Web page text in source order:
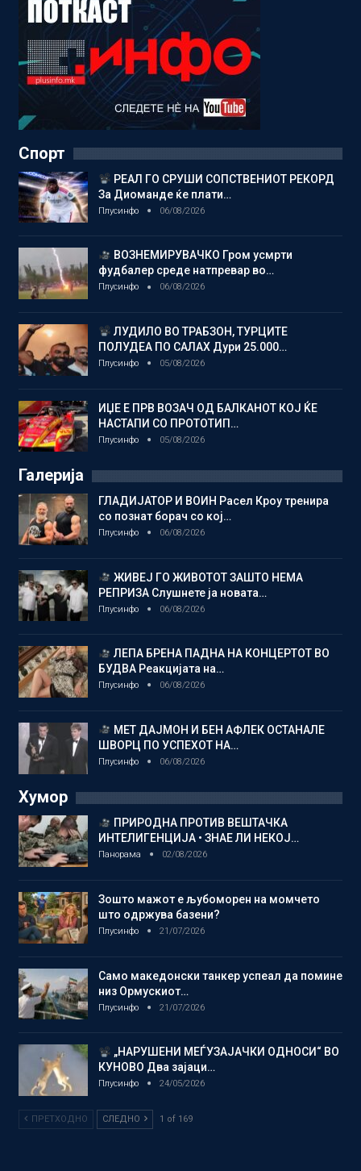
Спорт
РЕАЛ ГО СРУШИ СОПСТВЕНИОТ РЕКОРД
За Диоманде ќе плати…
Плусинфо 06/08/2026
ВОЗНЕМИРУВАЧКО Гром усмрти
фудбалер среде натпревар во…
Плусинфо 06/08/2026
ЛУДИЛО ВО ТРАБЗОН, ТУРЦИТЕ
ПОЛУДЕА ПО САЛАХ Дури 25.000…
Плусинфо 05/08/2026
ИЏЕ Е ПРВ ВОЗАЧ ОД БАЛКАНОТ КОЈ ЌЕ
НАСТАПИ СО ПРОТОТИП…
Плусинфо 05/08/2026
Галерија
ГЛАДИЈАТОР И ВОИН Расел Кроу тренира
со познат борач со кој…
Плусинфо 06/08/2026
ЖИВЕЈ ГО ЖИВОТОТ ЗАШТО НЕМА
РЕПРИЗА Слушнете ја новата…
Плусинфо 06/08/2026
ЛЕПА БРЕНА ПАДНА НА КОНЦЕРТОТ ВО
БУДВА Реакцијата на…
Плусинфо 06/08/2026
МЕТ ДАЈМОН И БЕН АФЛЕК ОСТАНАЛЕ
ШВОРЦ ПО УСПЕХОТ НА…
Плусинфо 06/08/2026
Хумор
ПРИРОДНА ПРОТИВ ВЕШТАЧКА
ИНТЕЛИГЕНЦИЈА • ЗНАЕ ЛИ НЕКОЈ…
Панорама 02/08/2026
Зошто мажот е љубоморен на момчето
што одржува базени?
Плусинфо 21/07/2026
Само македонски танкер успеал да помине
низ Ормускиот…
Плусинфо 21/07/2026
„НАРУШЕНИ МЕЃУЗАЈАЧКИ ОДНОСИ“ ВО
КУНОВО Два зајаци…
Плусинфо 24/05/2026
ПРЕТХОДНО СЛЕДНО 1 of 169